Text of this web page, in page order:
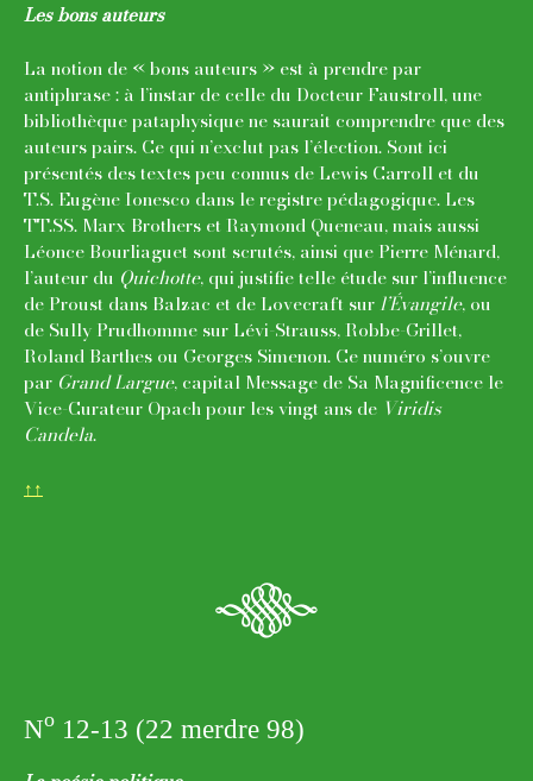
Les bons auteurs
La notion de « bons auteurs » est à prendre par
antiphrase : à l’instar de celle du Docteur Faustroll, une
bibliothèque pataphysique ne saurait comprendre que des
auteurs pairs. Ce qui n’exclut pas l’élection. Sont ici
présentés des textes peu connus de Lewis Carroll et du
T.S. Eugène Ionesco dans le registre pédagogique. Les
TT.SS. Marx Brothers et Raymond Queneau, mais aussi
Léonce Bourliaguet sont scrutés, ainsi que Pierre Ménard,
l’auteur du Quichotte, qui justifie telle étude sur l’influence
de Proust dans Balzac et de Lovecraft sur l’Évangile, ou
de Sully Prudhomme sur Lévi-Strauss, Robbe-Grillet,
Roland Barthes ou Georges Simenon. Ce numéro s’ouvre
par Grand Largue, capital Message de Sa Magnificence le
Vice-Curateur Opach pour les vingt ans de Viridis
Candela.
↑↑
q
No 12-13 (22 merdre 98)